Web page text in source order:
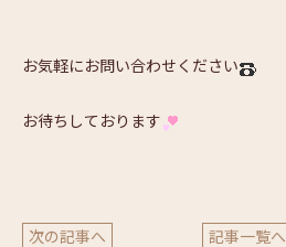
お気軽にお問い合わせください
お待ちしております
次の記事へ 記事一覧へ